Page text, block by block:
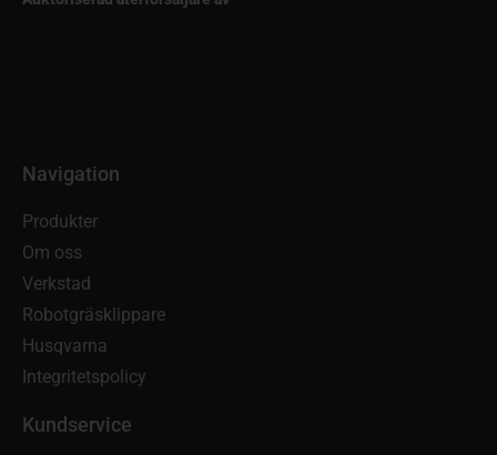
Navigation
Produkter
Om oss
Verkstad
Robotgräsklippare
Husqvarna
Integritetspolicy
Kundservice